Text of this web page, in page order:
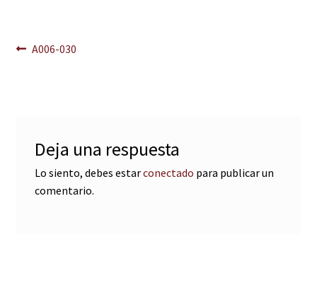
Navegación
Anterior:
A006-030
Deja una respuesta
Lo siento, debes estarconectado para publicar un
comentario.